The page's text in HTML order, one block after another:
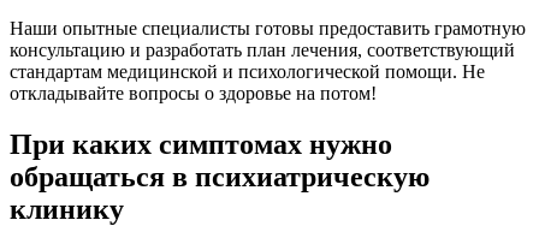
Наши опытные специалисты готовы предоставить грамотную
консультацию и разработать план лечения, соответствующий
стандартам медицинской и психологической помощи. Не
откладывайте вопросы о здоровье на потом!
При каких симптомах нужно
обращаться в психиатрическую
клинику